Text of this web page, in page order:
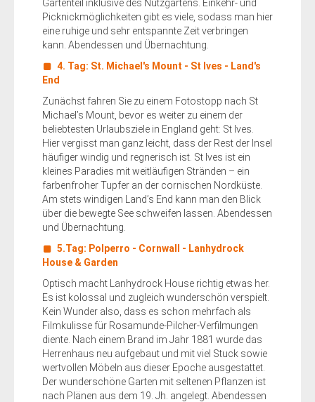
Gartenteil inklusive des Nutzgartens. Einkehr- und
Picknickmöglichkeiten gibt es viele, sodass man hier
eine ruhige und sehr entspannte Zeit verbringen
kann. Abendessen und Übernachtung.
4. Tag: St. Michael's Mount - St Ives - Land's
End
Zunächst fahren Sie zu einem Fotostopp nach St
Michael’s Mount, bevor es weiter zu einem der
beliebtesten Urlaubsziele in England geht: St Ives.
Hier vergisst man ganz leicht, dass der Rest der Insel
häufiger windig und regnerisch ist. St Ives ist ein
kleines Paradies mit weitläufigen Stränden – ein
farbenfroher Tupfer an der cornischen Nordküste.
Am stets windigen Land’s End kann man den Blick
über die bewegte See schweifen lassen. Abendessen
und Übernachtung.
5.Tag: Polperro - Cornwall - Lanhydrock
House & Garden
Optisch macht Lanhydrock House richtig etwas her.
Es ist kolossal und zugleich wunderschön verspielt.
Kein Wunder also, dass es schon mehrfach als
Filmkulisse für Rosamunde-Pilcher-Verfilmungen
diente. Nach einem Brand im Jahr 1881 wurde das
Herrenhaus neu aufgebaut und mit viel Stuck sowie
wertvollen Möbeln aus dieser Epoche ausgestattet.
Der wunderschöne Garten mit seltenen Pflanzen ist
nach Plänen aus dem 19. Jh. angelegt. Abendessen